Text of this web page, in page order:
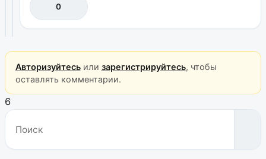
0
Авторизуйтесьили зарегистрируйтесь, чтобы
оставлять комментарии.
6